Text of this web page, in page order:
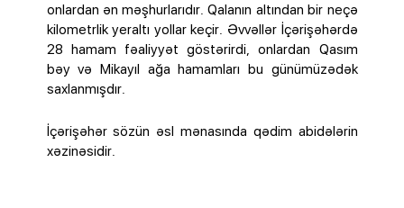
onlardan ən məşhurlarıdır. Qalanın altından bir neçə
kilometrlik yeraltı yollar keçir. Əvvəllər İçərişəhərdə
28 hamam fəaliyyət göstərirdi, onlardan Qasım
bəy və Mikayıl ağa hamamları bu günümüzədək
saxlanmışdır.
İçərişəhər sözün əsl mənasında qədim abidələrin
xəzinəsidir.